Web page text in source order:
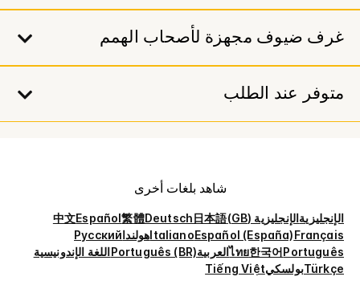
غرف ضيوف مجهزة لأصحاب الهمم
متوفر عند الطلب
شاهد بلغات أخرى
الإنجليزيةالإنجليزية (GB) 日本語
Deutsch
繁體
Español
中文
Français
Español (España)
ItalianoهولنداРусский
Português
한국어
ไทยالعربيةPortuguês (BR)اللغة الإندونيسية
TürkçeبولسكيTiếng Việt